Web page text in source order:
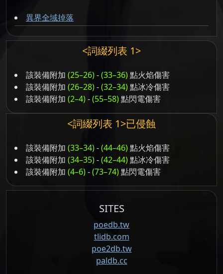
異界全域掉落
<詞綴列表 1>
該裝備附加 (25–26)-(33–36)點火焰傷害
該裝備附加 (26–28)-(32–34)點冰冷傷害
該裝備附加 (2–4)-(55–58)點閃電傷害
<詞綴列表 1>已侵蝕
該裝備附加 (33–34)-(44–46)點火焰傷害
該裝備附加 (34–35)-(42–44)點冰冷傷害
該裝備附加 (4–6)-(73–74)點閃電傷害
SITES
poedb.tw
tlidb.com
poe2db.tw
paldb.cc